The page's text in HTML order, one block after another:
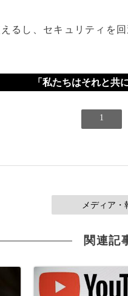
るし、セキュリティを
「私たちはそれと共
1
メディア
関連記